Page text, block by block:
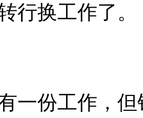
行换工作了。
一份工作，